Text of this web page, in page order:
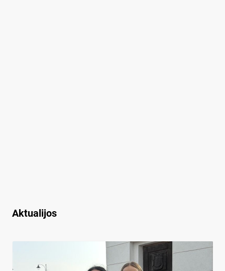
Aktualijos